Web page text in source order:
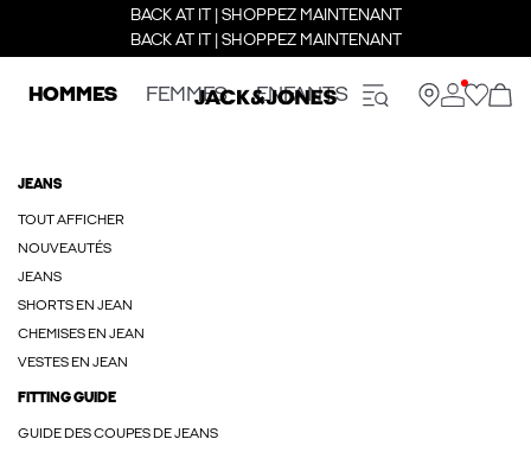
BACK AT IT | SHOPPEZ MAINTENANT
BACK AT IT | SHOPPEZ MAINTENANT
HOMMES FEMMES ENFANTS
JEANS
TOUT AFFICHER
NOUVEAUTÉS
JEANS
SHORTS EN JEAN
CHEMISES EN JEAN
VESTES EN JEAN
FITTING GUIDE
GUIDE DES COUPES DE JEANS